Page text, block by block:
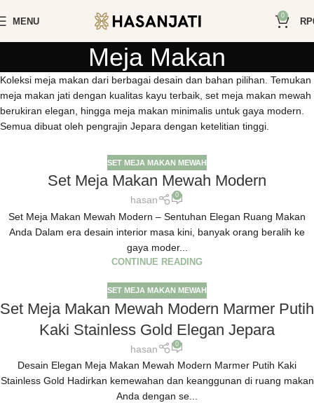
MENU
0
RP
Meja Makan
Koleksi meja makan dari berbagai desain dan bahan pilihan. Temukan
meja makan jati dengan kualitas kayu terbaik, set meja makan mewah
berukiran elegan, hingga meja makan minimalis untuk gaya modern.
Semua dibuat oleh pengrajin Jepara dengan ketelitian tinggi.
SET MEJA MAKAN MEWAH
Set Meja Makan Mewah Modern
hasan 0
Set Meja Makan Mewah Modern – Sentuhan Elegan Ruang Makan
Anda Dalam era desain interior masa kini, banyak orang beralih ke
gaya moder...
CONTINUE READING
SET MEJA MAKAN MEWAH
Set Meja Makan Mewah Modern Marmer Putih
Kaki Stainless Gold Elegan Jepara
hasan 0
Desain Elegan Meja Makan Mewah Modern Marmer Putih Kaki
Stainless Gold Hadirkan kemewahan dan keanggunan di ruang makan
Anda dengan se...